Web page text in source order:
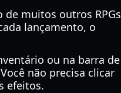
muitos outros RPGs
lançamento, o
ou na barra de
não precisa clicar
efeitos.